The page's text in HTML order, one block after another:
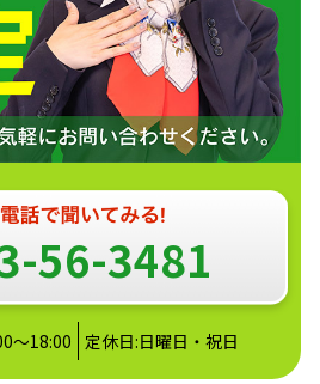
56-3481
～18:00 定休日:日曜日・祝日